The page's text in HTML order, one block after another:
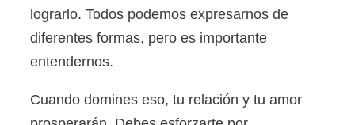
lograrlo. Todos podemos expresarnos de
diferentes formas, pero es importante
entendernos.
Cuando domines eso, tu relación y tu amor